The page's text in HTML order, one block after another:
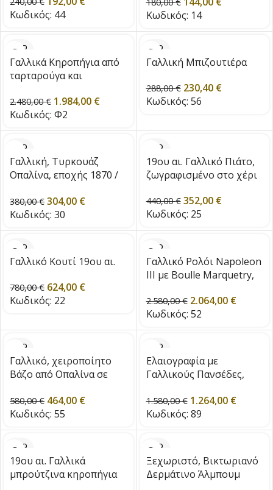
Κωδικός: 44
Κωδικός: 14
SOLD
Γαλλικά Κηροπήγια από
ταρταρούγα και
1870
2.480,00€ 1.984,00 €
Κωδικός: Φ2
SOLD
Γαλλική Μπιζουτιέρα
288,00€ 230,40 €
Κωδικός: 56
SOLD
Γαλλική, Τυρκουάζ
Οπαλίνα, εποχής 1870 /
380,00€ 304,00 €
Κωδικός: 30
SOLD
19ου αι. Γαλλικό Πιάτο,
ζωγραφισμένο στο χέρι
440,00€ 352,00 €
Κωδικός: 25
SOLD
Γαλλικό Κουτί 19ου αι.
780,00€ 624,00 €
Κωδικός: 22
SOLD
Γαλλικό Ρολόι Napoleon
III με Boulle Marquetry,
2.580,00€ 2.064,00 €
Κωδικός: 52
SOLD
Γαλλικό, χειροποίητο
Βάζο από Οπαλίνα σε
«Μαργαριταρένιο Γκρι»,
19ου αιώνα
580,00€ 464,00 €
Κωδικός: 55
SOLD
Ελαιογραφία με
Γαλλικούς Πανσέδες,
1.580,00€ 1.264,00 €
Κωδικός: 89
SOLD
19ου αι. Γαλλικά
μπρούτζινα κηροπήγια
SOLD
Ξεχωριστό, Βικτωριανό
Δερμάτινο Άλμπουμ